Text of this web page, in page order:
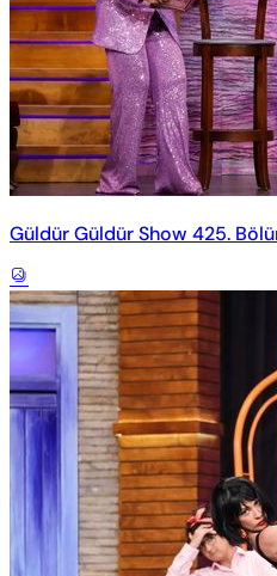
Güldür Güldür Show 425.